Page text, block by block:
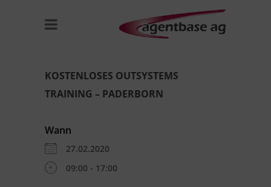
KOSTENLOSES OUTSYSTEMS
TRAINING – PADERBORN
Wann
27.02.2020
09:00 - 17:00